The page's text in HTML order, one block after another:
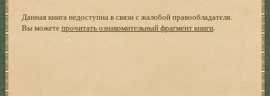
Данная книга недоступна в связи с жалобой правообладателя.
Вы можетепрочитать ознакомительный фрагмент книги.